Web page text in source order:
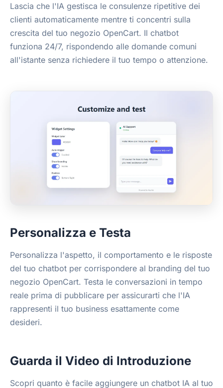
Lascia che l'IA gestisca le consulenze ripetitive dei
clienti automaticamente mentre ti concentri sulla
crescita del tuo negozio OpenCart. Il chatbot
funziona 24/7, rispondendo alle domande comuni
all'istante senza richiedere il tuo tempo o attenzione.
Personalizza e Testa
Personalizza l'aspetto, il comportamento e le risposte
del tuo chatbot per corrispondere al branding del tuo
negozio OpenCart. Testa le conversazioni in tempo
reale prima di pubblicare per assicurarti che l'IA
rappresenti il tuo business esattamente come
desideri.
Guarda il Video di Introduzione
Scopri quanto è facile aggiungere un chatbot IA al tuo